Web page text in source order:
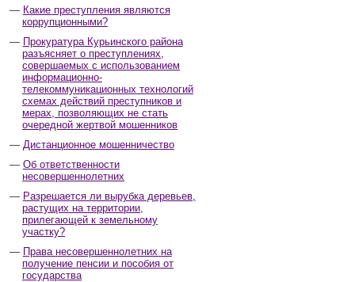
Какие преступления являются
коррупционными?
Прокуратура Курьинского района
разъясняет о преступлениях,
совершаемых с использованием
информационно-
телекоммуникационных технологий
схемах действий преступников и
мерах, позволяющих не стать
очередной жертвой мошенников
Дистанционное мошенничество
Об ответственности
несовершеннолетних
Разрешается ли вырубка деревьев,
растущих на территории,
прилегающей к земельному
участку?
Права несовершеннолетних на
получение пенсии и пособия от
государства